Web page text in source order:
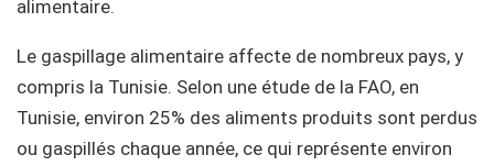
alimentaire.
Le gaspillage alimentaire affecte de nombreux pays, y
compris la Tunisie. Selon une étude de la FAO, en
Tunisie, environ 25% des aliments produits sont perdus
ou gaspillés chaque année, ce qui représente environ